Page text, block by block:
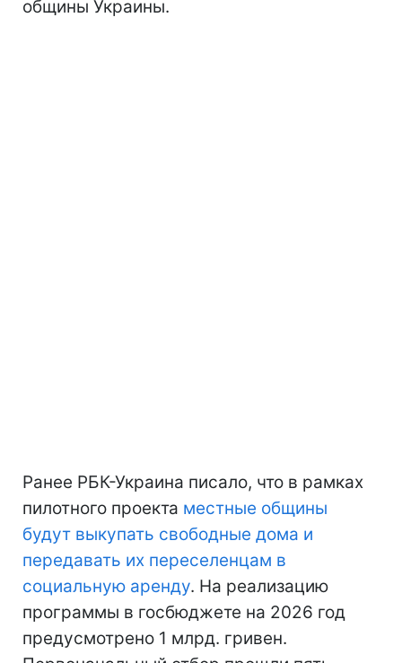
общины Украины.
Ранее РБК-Украина писало, что в рамках
пилотного проекта местные общины
будут выкупать свободные дома и
передавать их переселенцам в
социальную аренду. На реализацию
программы в госбюджете на 2026 год
предусмотрено 1 млрд. гривен.